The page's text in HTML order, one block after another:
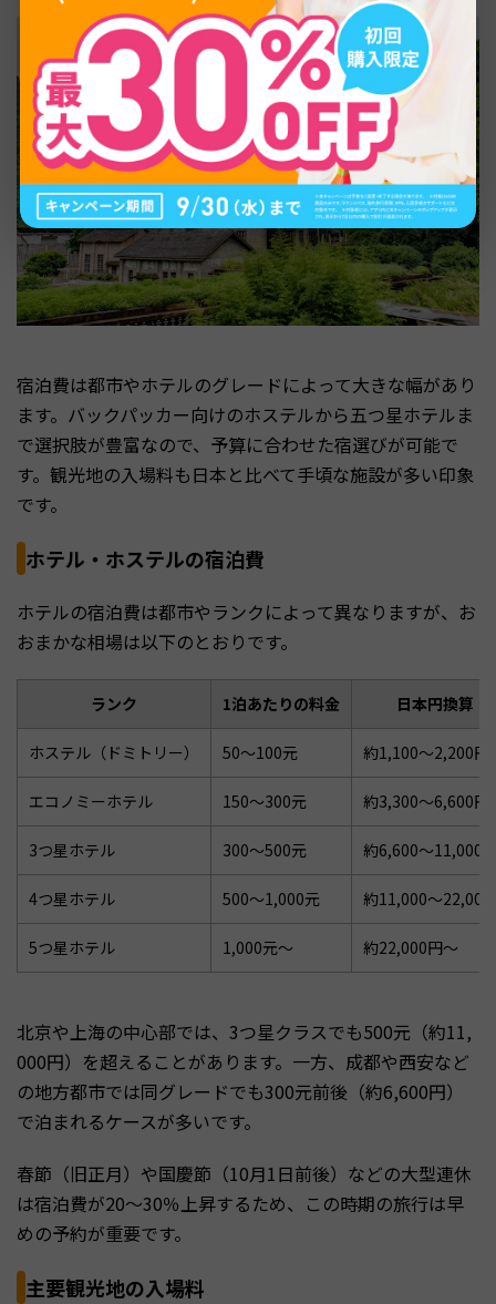
宿泊費は都市やホテルのグレードによって大きな幅があり
ます。バックパッカー向けのホステルから五つ星ホテルま
で選択肢が豊富なので、予算に合わせた宿選びが可能で
す。観光地の入場料も日本と比べて手頃な施設が多い印象
です。
ホテル・ホステルの宿泊費
ホテルの宿泊費は都市やランクによって異なりますが、お
おまかな相場は以下のとおりです。
ランク 1泊あたりの料金 日本円換算
ホステル（ドミトリー） 50〜100元 約1,100〜2,200円
エコノミーホテル 150〜300元 約3,300〜6,600円
3つ星ホテル 300〜500元 約6,600〜11,000
4つ星ホテル 500〜1,000元 約11,000〜22,000
5つ星ホテル 1,000元〜 約22,000円〜
北京や上海の中心部では、3つ星クラスでも500元（約11,
000円）を超えることがあります。一方、成都や西安など
の地方都市では同グレードでも300元前後（約6,600円）
で泊まれるケースが多いです。
春節（旧正月）や国慶節（10月1日前後）などの大型連休
は宿泊費が20〜30％上昇するため、この時期の旅行は早
めの予約が重要です。
主要観光地の入場料